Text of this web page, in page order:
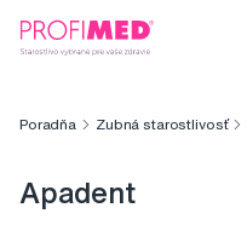
Poradňa Zubná starostlivosť
Apadent